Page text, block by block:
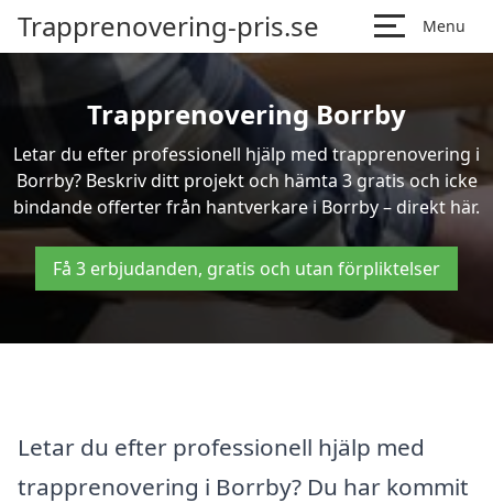
Trapprenovering-pris.se Menu
Trapprenovering Borrby
Letar du efter professionell hjälp med trapprenovering i
Borrby? Beskriv ditt projekt och hämta 3 gratis och icke
bindande offerter från hantverkare i Borrby – direkt här.
Få 3 erbjudanden, gratis och utan förpliktelser
Letar du efter professionell hjälp med
trapprenovering i Borrby? Du har kommit